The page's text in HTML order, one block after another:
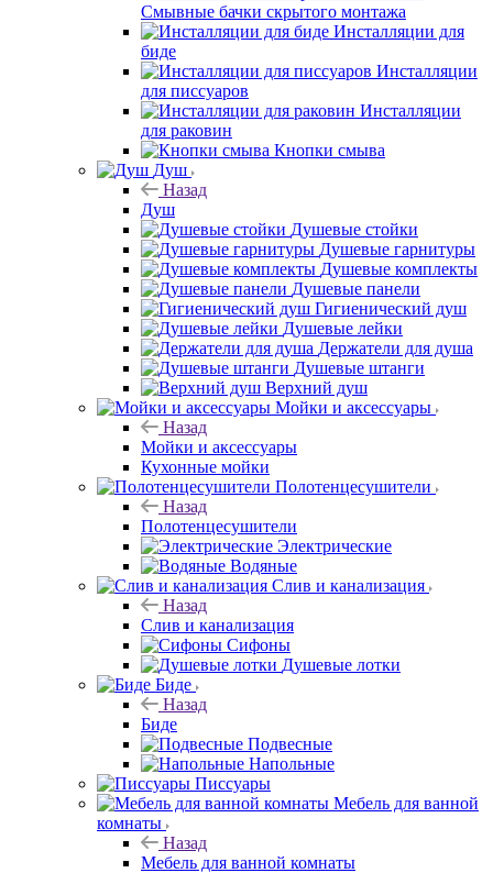
Смывные бачки скрытого монтажа
Инсталляции для
биде
Инсталляции
для писсуаров
Инсталляции
для раковин
Кнопки смыва
Душ
Назад
Душ
Душевые стойки
Душевые гарнитуры
Душевые комплекты
Душевые панели
Гигиенический душ
Душевые лейки
Держатели для душа
Душевые штанги
Верхний душ
Мойки и аксессуары
Назад
Мойки и аксессуары
Кухонные мойки
Полотенцесушители
Назад
Полотенцесушители
Электрические
Водяные
Слив и канализация
Назад
Слив и канализация
Сифоны
Душевые лотки
Биде
Назад
Биде
Подвесные
Напольные
Писсуары
Мебель для ванной
комнаты
Назад
Мебель для ванной комнаты